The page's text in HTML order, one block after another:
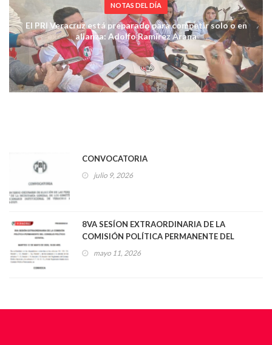
NOTAS DEL DÍA
El PRI Veracruz está preparado para competir solo o en
alianza: Adolfo Ramírez Arana
CONVOCATORIA
julio 9, 2026
8VA SESÍON EXTRAORDINARIA DE LA
COMISIÓN POLÍTICA PERMANENTE DEL
CONSEJO POLÍTICO ESTATAL
mayo 11, 2026